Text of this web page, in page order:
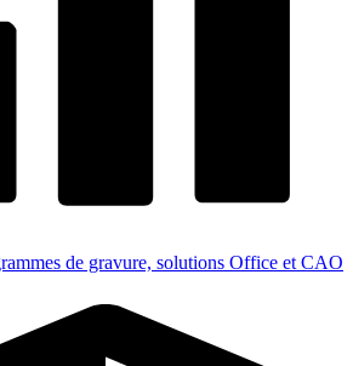
de gravure, solutions Office et CAO